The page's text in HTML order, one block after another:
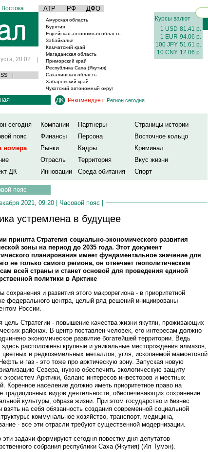
АТР РФ ДФО
20:02 |
|
Амурская область
Бурятия
Еврейская автономная область
Забайкалье
Камчатский край
Магаданская область
Приморский край
Республика Саха (Якутия)
Сахалинская область
Хабаровский край
Чукотский автономный округ
Курсы валют
1 USD 81.41 р.
1 EUR 94.06 р.
100 JPY 51.61 р.
10 CNY 12.06 р.
Рекомендует: Регион сегодня
сегодня Компании Партнеры
Страницы истории
пояс
Финансы Персона
Восточное кольцо
номера
Рынки Кадры
Криминал
Отрасль Территория
Вкус жизни
ДК
Инновации Среда обитания Спорт
пояс
2021, 09:20 | Часовой пояс |
устремлена в будущее
принята Стратегия социально-экономического развития
зоны на период до 2035 года. Этот документ
планирования имеет фундаментальное значение для
не только самого региона, он отвечает геополитическим
всей страны и станет основой для проведения единой
политики в Арктике
сохранения и развития этого макрорегиона - в приоритетной
федерального центра, целый ряд решений инициированы
России.
цель Стратегии - повышение качества жизни якутян, проживающих
районах. В центр поставлен человек, его интересам должно
экономическое развитие богатейшей территории. Ведь
расположены крупные и уникальные месторождения алмазов,
цветных и редкоземельных металлов, угля, ископаемой мамонтовой
и газ - это тоже про арктическую зону. Запуская новую
Севера, нужно обеспечить экологическую защиту
экосистем Арктики, баланс интересов инвесторов и местных
Коренное население должно иметь приоритетное право на
традиционных видов деятельности, обеспечивающих сохранение
культуры, образа жизни. При этом государство и бизнес
взять на себя обязанность создания современной социальной
коммунальное хозяйство, транспорт, медицина,
- все эти отрасли требуют существенной модернизации.
эти задачи формируют сегодня повестку дня депутатов
собрания республики Саха (Якутия) (Ил Тумэн).